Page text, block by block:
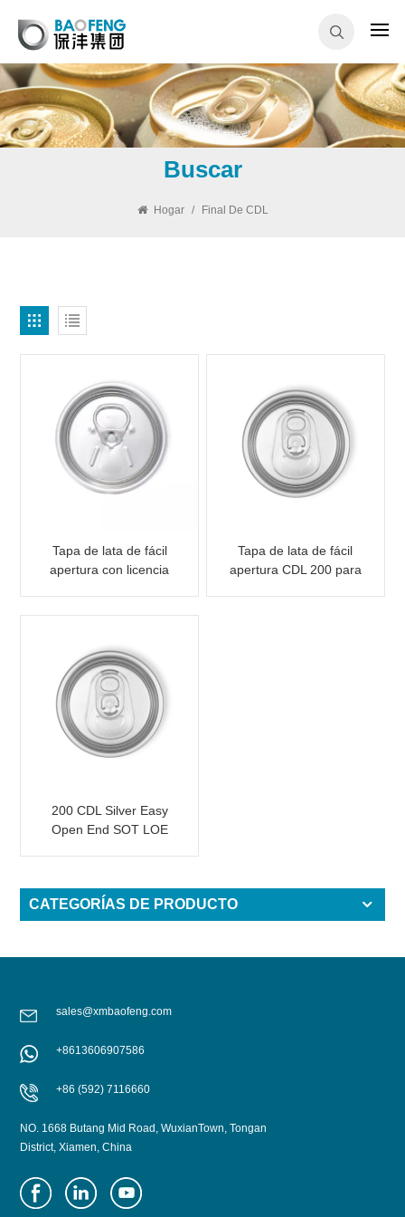
Buscar
Hogar / Final De CDL
Tapa de lata de fácil
apertura con licencia
Tapa de lata de fácil
apertura CDL 200 para
200 CDL Silver Easy
Open End SOT LOE
CATEGORÍAS DE PRODUCTO
sales@xmbaofeng.com
+8613606907586
+86 (592) 7116660
NO. 1668 Butang Mid Road, WuxianTown, Tongan
District, Xiamen, China